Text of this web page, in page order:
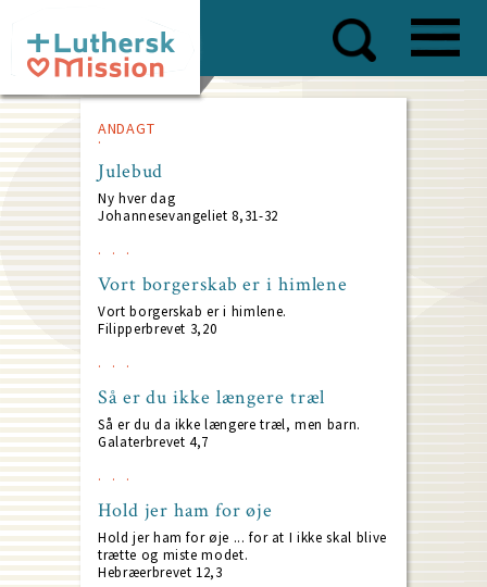
main
content
ANDAGT
Julebud
Ny hver dag
Johannesevangeliet 8,31-32
Vort borgerskab er i himlene
Vort borgerskab er i himlene.
Filipperbrevet 3,20
Så er du ikke længere træl
Så er du da ikke længere træl, men barn.
Galaterbrevet 4,7
Hold jer ham for øje
Hold jer ham for øje ... for at I ikke skal blive
trætte og miste modet.
Hebræerbrevet 12,3